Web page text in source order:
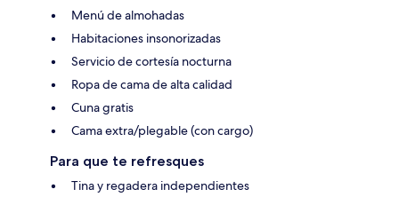
Menú de almohadas
Habitaciones insonorizadas
Servicio de cortesía nocturna
Ropa de cama de alta calidad
Cuna gratis
Cama extra/plegable (con cargo)
Para que te refresques
Tina y regadera independientes